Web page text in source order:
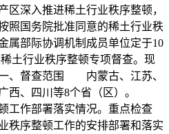
深入推进稀土行业秩序整顿，
照国务院批准同意的稀土行业秩
属部际协调机制成员单位定于10
土行业秩序整顿专项督查。现
、督查范围 内蒙古、江苏、
广西、四川等8个省（区）。
作部署落实情况。重点检查
秩序整顿工作的安排部署和落实